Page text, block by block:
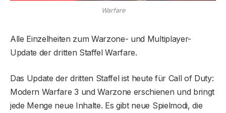
Warfare
Alle Einzelheiten zum Warzone- und Multiplayer-
Update der dritten Staffel Warfare.
Das Update der dritten Staffel ist heute für Call of Duty:
Modern Warfare 3 und Warzone erschienen und bringt
jede Menge neue Inhalte. Es gibt neue Spielmodi, die